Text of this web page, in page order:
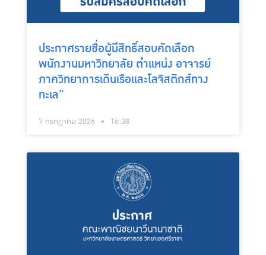
ประกาศรายชื่อผู้มีสิทธิ์สอบคัดเลือก
พนักงานมหาวิทยาลัย ตำแหน่ง อาจารย์
ภาควิทยาการเดินเรือและโลจิสติกส์ทาง
ทะเล”
7 กรกฎาคม 2026 16:38